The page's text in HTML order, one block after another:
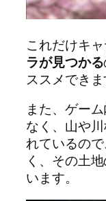
これだけキ
ラが見つかる
ススメでき
また、ゲー
なく、山や
れているの
く、その土
います。